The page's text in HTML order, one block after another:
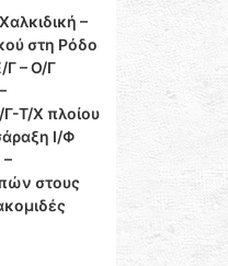
–
στη Ρόδο
Γ – Ο/Γ
Γ-Τ/Χ πλοίου
Ι/Φ
στους